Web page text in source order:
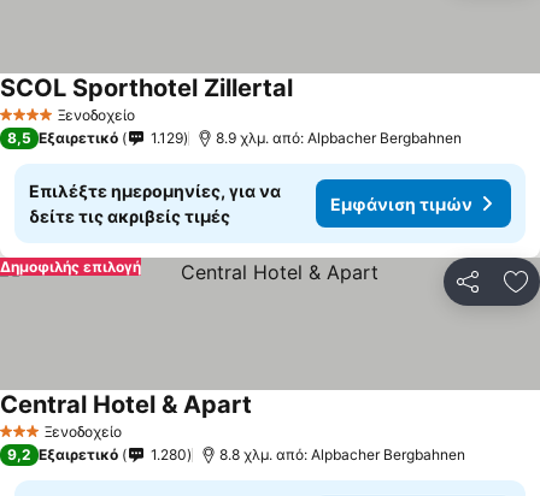
4 ΑστέριαΞενοδοχείο
SCOL Sporthotel Zillertal
8,5 Εξαιρετικό 1.129 8.9 χλμ. από: Alpbacher Bergbahnen
Επιλέξτε ημερομηνίες, για να
δείτε τις ακριβείς τιμές
Εμφάνιση τιμών
Δημοφιλής επιλογή
3 ΑστέριαΞενοδοχείο
Central Hotel & Apart
9,2 Εξαιρετικό 1.280 8.8 χλμ. από: Alpbacher Bergbahnen